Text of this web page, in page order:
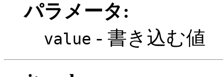
パラメータ:
value - 書き込む値